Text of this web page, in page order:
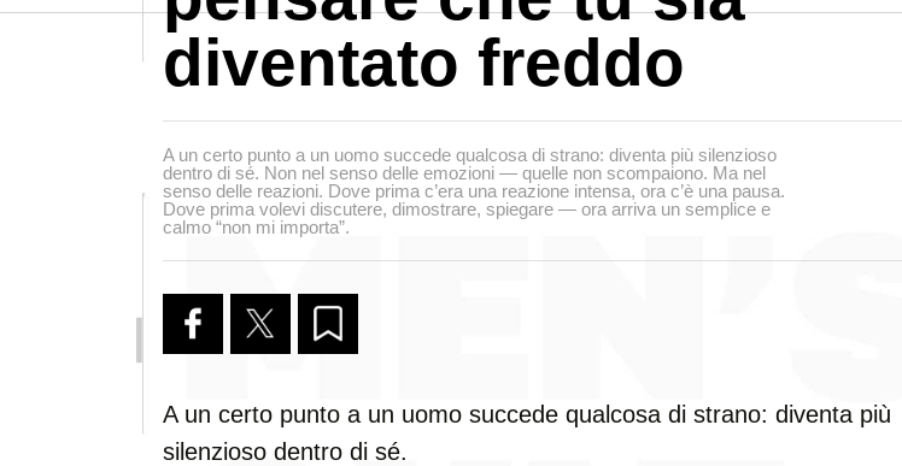
diventato freddo
A un certo punto a un uomo succede qualcosa di strano: diventa più silenzioso
dentro di sé. Non nel senso delle emozioni — quelle non scompaiono. Ma nel
senso delle reazioni. Dove prima c’era una reazione intensa, ora c’è una pausa.
Dove prima volevi discutere, dimostrare, spiegare — ora arriva un semplice e
calmo “non mi importa”.
A un certo punto a un uomo succede qualcosa di strano: diventa più
silenzioso dentro di sé.